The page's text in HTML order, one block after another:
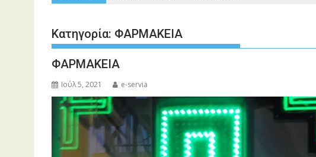
Κατηγορία: ΦΑΡΜΑΚΕΙΑ
ΦΑΡΜΑΚΕΙΑ
Ιούλ 5, 2021 e-servia